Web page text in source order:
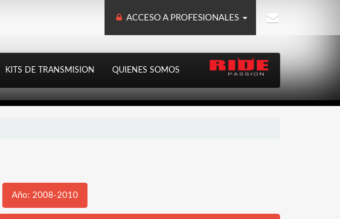
ACCESO A PROFESIONALES
KITS DE TRANSMISION QUIENES SOMOS
Año: 2008-2010